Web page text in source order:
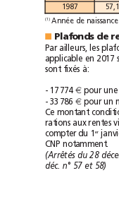
1987
(1) Année de naissance
Plafonds de
Par les
applicable
en 2017
sont
fixés à:
- 17774 € pour une
- 33786 € pour un
Ce
montant
rations
aux rentes
compter du 1 er
CNP
notamment.
(Arrêtés du
déc. n°57 et58)